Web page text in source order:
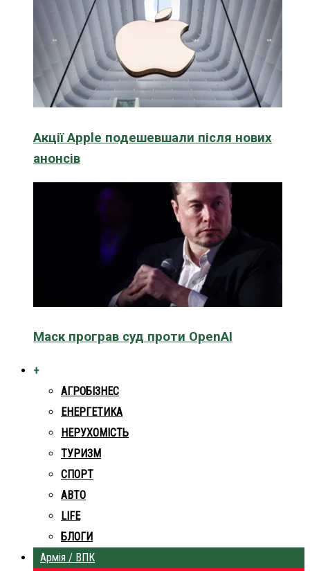
Акції Apple подешевшали після нових
анонсів
Маск програв суд проти OpenAI
+
АГРОБІЗНЕС
ЕНЕРГЕТИКА
НЕРУХОМІСТЬ
ТУРИЗМ
СПОРТ
АВТО
LIFE
БЛОГИ
Армія / ВПК